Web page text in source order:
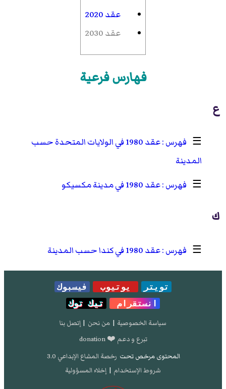
عقد 2020
عقد 2030
فهارس فرعية
ع
☰
عقد 1980 في الولايات المتحدة حسب
المدينة
☰
عقد 1980 في مدينة مكسيكو
ك
☰ عقد 1980 في كندا حسب المدينة
تويتر يوتيوب
فيسبوك
انستقرام
تيك توك
سياسة الخصوصية | من نحن | إتصل بنا
تبرع و دعم ❤️ donation
المحتوى مرخص تحت رخصة المشاع الإبداعي 3.0
شروط الإستخدام | إخلاء المسؤولية